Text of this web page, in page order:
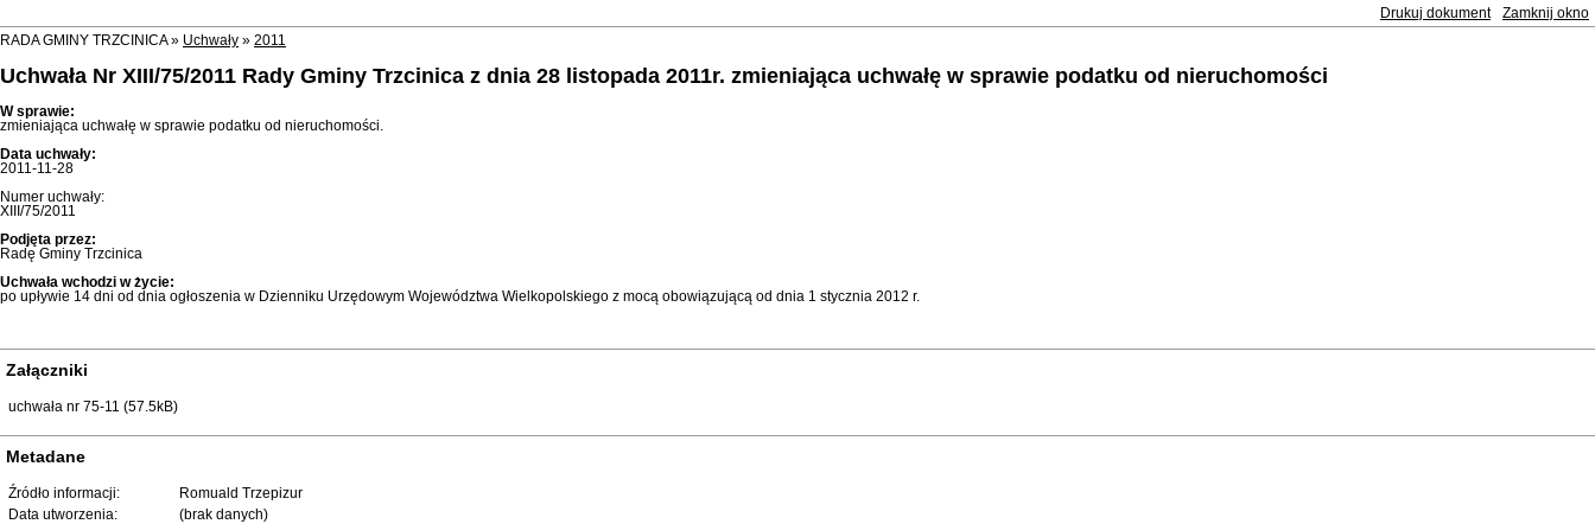
Zamknij okno
Drukuj dokument
RADA GMINY TRZCINICA » Uchwały » 2011
Uchwała Nr XIII/75/2011 Rady Gminy Trzcinica z dnia 28 listopada 2011r. zmieniająca uchwałę w sprawie podatku od nieruchomości
W sprawie:
zmieniająca uchwałę w sprawie podatku od nieruchomości.
Data uchwały:
2011-11-28
Numer uchwały:
XIII/75/2011
Podjęta przez:
Radę Gminy Trzcinica
Uchwała wchodzi w życie:
po upływie 14 dni od dnia ogłoszenia w Dzienniku Urzędowym Województwa Wielkopolskiego z mocą obowiązującą od dnia 1 stycznia 2012 r.
Załączniki
uchwała nr 75-11 (57.5kB)
Metadane
Źródło informacji:
Romuald Trzepizur
Data utworzenia:
(brak danych)